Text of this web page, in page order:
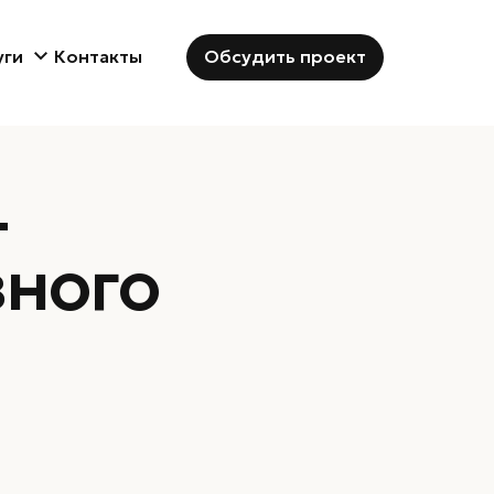
дизайн
упаковки
Контакты Обсудить проект